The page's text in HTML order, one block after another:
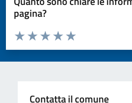
pagina?
Valuta da 1 a 5 stelle la pagina
Valuta 5 stelle su 5
Valuta 4 stelle su 5
Valuta 3 stelle su 5
Valuta 2 stelle su 5
Valuta 1 stelle su 5
Contatta il comune